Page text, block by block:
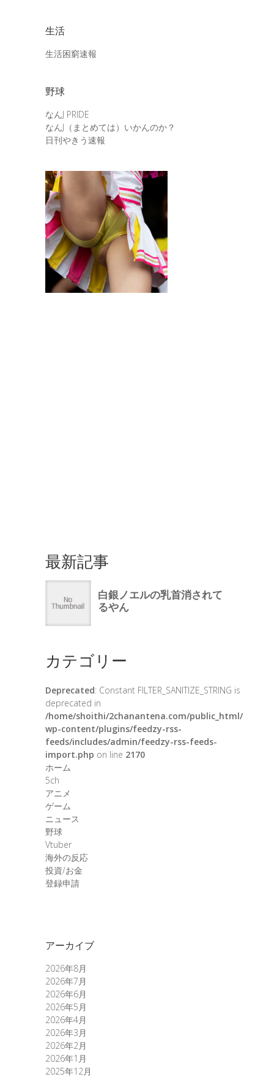
生活
生活困窮速報
野球
なんJ PRIDE
なんJ（まとめては）いかんのか？
日刊やきう速報
最新記事
カテゴリー
Deprecated: Constant FILTER_SANITIZE_STRING is
deprecated in
/home/shoithi/2chanantena.com/public_html/
wp-content/plugins/feedzy-rss-
feeds/includes/admin/feedzy-rss-feeds-
import.php on line 2170
ホーム
5ch
アニメ
ゲーム
ニュース
野球
Vtuber
海外の反応
投資/お金
登録申請
アーカイブ
2026年8月
2026年7月
2026年6月
2026年5月
2026年4月
2026年3月
2026年2月
2026年1月
2025年12月